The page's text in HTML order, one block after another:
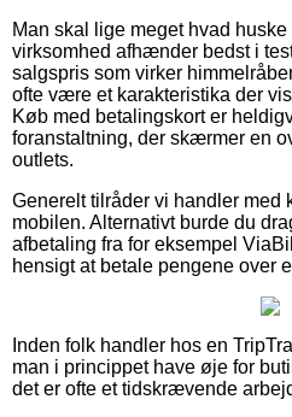
Man skal lige meget hvad
virksomhed afhænder bedst i
salgspris som virker
ofte være et karakteristika der
Køb med betalingskort er
foranstaltning, der skærmer en
outlets.
Generelt tilråder vi handler med
mobilen. Alternativt burde du
afbetaling fra for eksempel
hensigt at betale pengene over
Inden folk handler hos en
man i princippet have øje for
det er ofte et tidskrævende